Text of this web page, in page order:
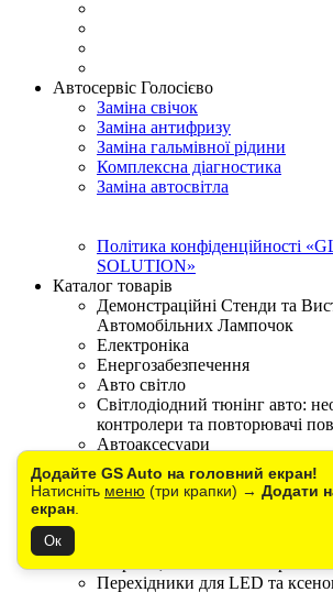
Додайте GS Auto на головний екран!
Натисніть меню (три крапки) → Додати
екран
Ок
Автосервіс Голосієво
Заміна свічок
Заміна антифризу
Заміна гальмівної рідини
Комплексна діагностика
Заміна автосвітла
Політика конфіденційності
SOLUTION»
Каталог товарів
Демонстраційні Стенди та
Автомобільних Лампочок
Електроніка
Енергозабезпечення
Авто світло
Світлодіодний тюнінг авто:
контролери та повторювачі
Автоаксесуари
Обманки CANBUS для
ксенонових ламп
Мотосвітло: габарит, стоп-
Перехідники для LED та